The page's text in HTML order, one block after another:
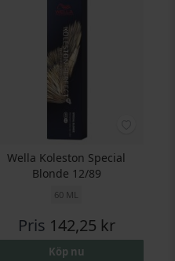
Wella Koleston Special
Blonde 12/89
60 ML
Pris 142,25 kr
Köp nu